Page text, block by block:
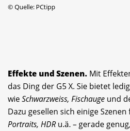
©Quelle: PCtipp
Effekte und Szenen. Mit
das Ding der G5 X. Sie bietet
wieSchwarzweiss, Fischauge und
Dazu gesellen sich einige Szenen
Portraits, HDR u.ä. – gerade